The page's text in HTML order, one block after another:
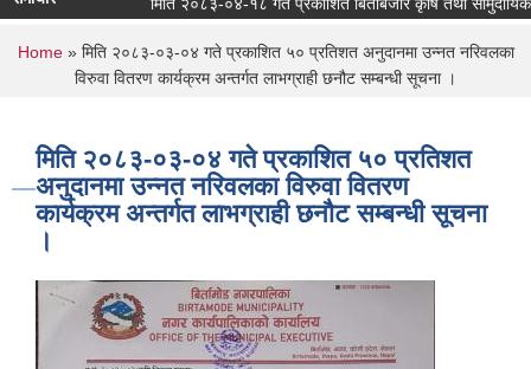
मिति २०८३-०४-१८ गते प्रकाशित बिर्ताबजार कृषि तथा सामुदायिक
You are here
Home» मिति २०८३-०३-०४ गते प्रकाशित ५० प्रतिशत अनुदानमा उन्नत नरिवलका
विरुवा वितरण कार्यक्रम अन्तर्गत लाभग्राही छनौट सम्बन्धी सूचना ।
मिति २०८३-०३-०४ गते प्रकाशित ५० प्रतिशत
अनुदानमा उन्नत नरिवलका विरुवा वितरण
कार्यक्रम अन्तर्गत लाभग्राही छनौट सम्बन्धी सूचना
।